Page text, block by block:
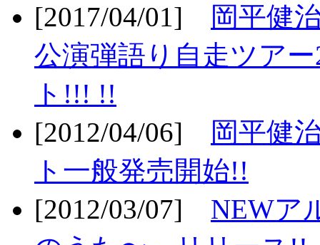
[2017/04/01]
岡平健
公演弾語り自走ツア
ト!!! !!
[2012/04/06]
岡平健
ト一般発売開始!!
[2012/03/07] NEWア